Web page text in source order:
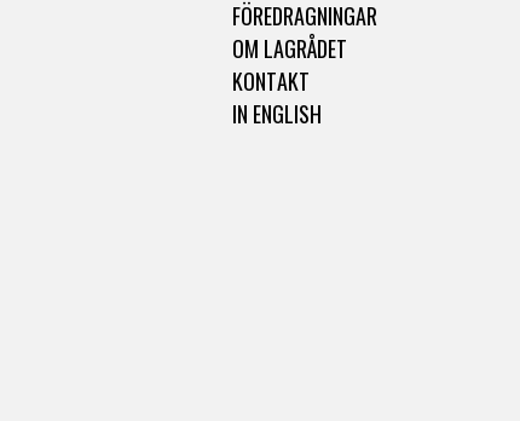
FÖREDRAGNINGAR
OM LAGRÅDET
KONTAKT
IN ENGLISH